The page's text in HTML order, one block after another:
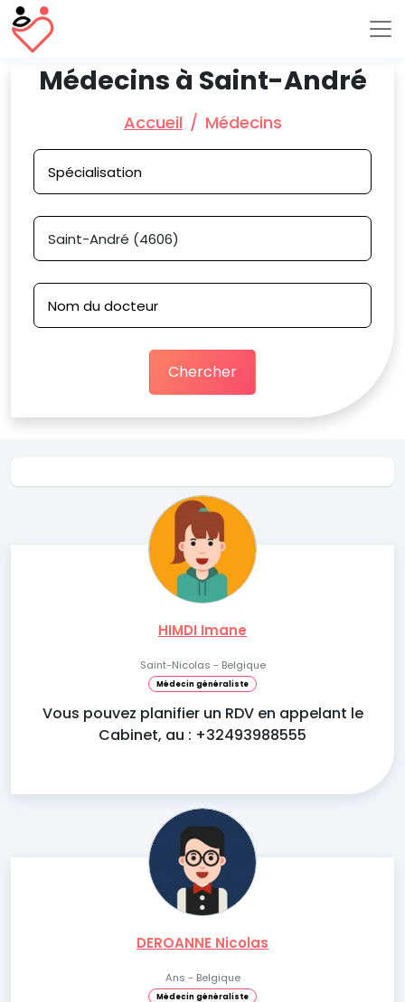
Médecins à Saint-André
Accueil Médecins
Chercher
HIMDI Imane
Saint-Nicolas - Belgique
Médecin généraliste
Vous pouvez planifier un RDV en appelant le
Cabinet, au : +32493988555
DEROANNE Nicolas
Ans - Belgique
Médecin généraliste